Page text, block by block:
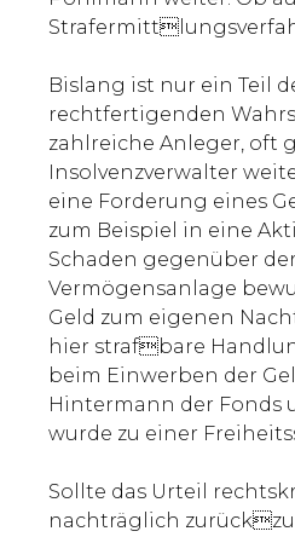
Bislang ist nur ein Teil
rechtfertigenden
zahlreiche Anleger, oft
Insolvenzverwalter
eine Forderung eines
zum Beispiel in eine
Schaden gegenüber
Vermögensanlage
Geld zum eigenen
hier strafbare
beim Einwerben der
Hintermann der Fonds
wurde zu einer
Sollte das Urteil
nachträglich